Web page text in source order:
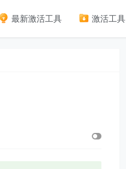
最新激活工具 激活工具